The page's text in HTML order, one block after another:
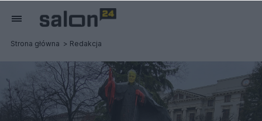
Strona główna Redakcja